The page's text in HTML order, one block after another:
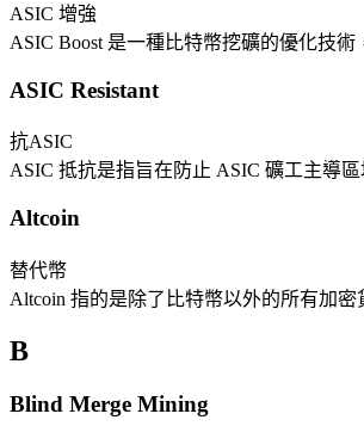
ASIC 增強
ASIC Boost 是一種比特幣挖礦的優化技
ASIC Resistant
抗ASIC
ASIC 抵抗是指旨在防止 ASIC 礦工主導
Altcoin
替代幣
Altcoin 指的是除了比特幣以外的所有加密
B
Blind Merge Mining